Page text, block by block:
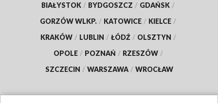
BIAŁYSTOK / BYDGOSZCZ / GDAŃSK /
GORZÓW WLKP. / KATOWICE / KIELCE /
KRAKÓW / LUBLIN / ŁÓDŹ / OLSZTYN /
OPOLE / POZNAŃ / RZESZÓW /
SZCZECIN / WARSZAWA / WROCŁAW